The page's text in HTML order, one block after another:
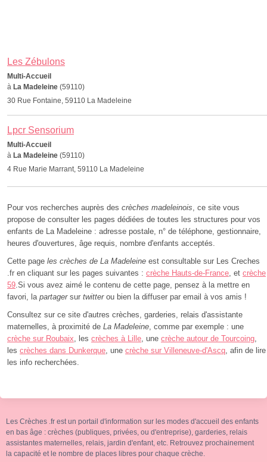
Les Zébulons
Multi-Accueil
à La Madeleine (59110)
30 Rue Fontaine, 59110 La Madeleine
Lpcr Sensorium
Multi-Accueil
à La Madeleine (59110)
4 Rue Marie Marrant, 59110 La Madeleine
Pour vos recherches auprès des crèches madeleinois, ce site vous
propose de consulter les pages dédiées de toutes les structures pour vos
enfants de La Madeleine : adresse postale, n° de téléphone, gestionnaire,
heures d'ouvertures, âge requis, nombre d'enfants acceptés.
Cette page les crèches de La Madeleine est consultable sur Les Creches
.fr en cliquant sur les pages suivantes : crèche Hauts-de-France, et crèche
59.Si vous avez aimé le contenu de cette page, pensez à la mettre en
favori, la partagersur twitterou bien la diffuser par email à vos amis !
Consultez sur ce site d'autres crèches, garderies, relais d'assistante
maternelles, à proximité de La Madeleine, comme par exemple : une
crèche sur Roubaix, les crèches à Lille, une crèche autour de Tourcoing,
les crèches dans Dunkerque, une crèche sur Villeneuve-d'Ascq, afin de lire
les info recherchées.
Les Crèches .fr est un portail d'information sur les modes d'accueil des enfants
en bas âge : crèches (publiques, privées, ou d'entreprise), garderies, relais
assistantes maternelles, relais, jardin d'enfant, etc. Retrouvez prochainement
la capacité et le nombre de places libres pour chaque crèche.